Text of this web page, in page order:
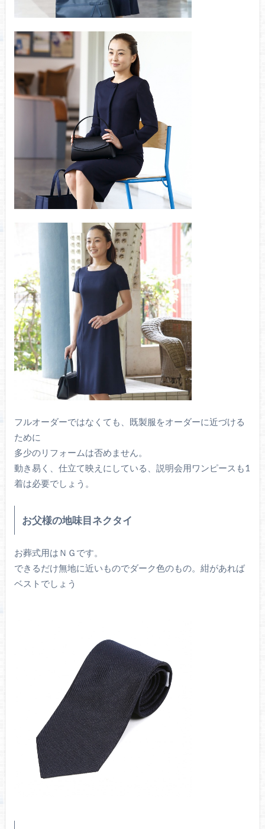
フルオーダーではなくても、既製服をオーダーに近づける
ために
多少のリフォームは否めません。
動き易く、仕立て映えにしている、説明会用ワンピースも1
着は必要でしょう。
お父様の地味目ネクタイ
お葬式用はＮＧです。
できるだけ無地に近いものでダーク色のもの。紺があれば
ベストでしょう